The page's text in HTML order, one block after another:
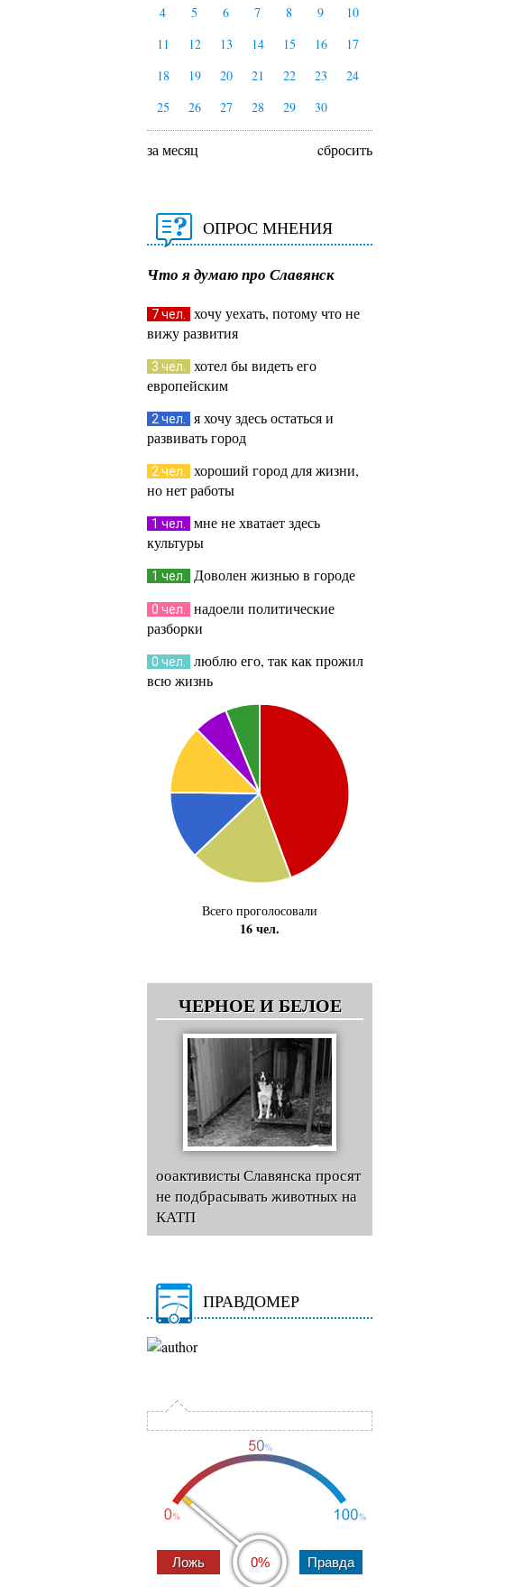
4
5 6 7 8 9
10
11
12 13 14 15 16
17
18
19 20 21 22 23
24
25
26 27 28 29 30
за месяц cбросить
ОПРОС МНЕНИЯ
Что я думаю про Славянск
7 чел.
хочу уехать, потому что не
вижу развития
3 чел.
хотел бы видеть его
европейским
2 чел.
я хочу здесь остаться и
развивать город
2 чел.
хороший город для жизни,
но нет работы
1 чел.
мне не хватает здесь
культуры
1 чел. Доволен жизнью в городе
0 чел.
надоели политические
разборки
0 чел.
люблю его, так как прожил
всю жизнь
Всего проголосовали
16 чел.
ЧЕРНОЕ И БЕЛОЕ
ооактивисты Славянска просят
не подбрасывать животных на
КАТП
ПРАВДОМЕР
0%